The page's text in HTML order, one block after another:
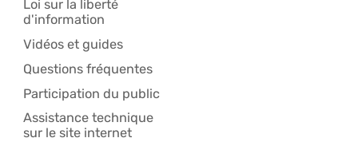
Loi sur la liberté
d'information
Vidéos et guides
Questions fréquentes
Participation du public
Assistance technique
sur le site internet